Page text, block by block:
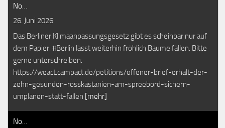
No…
26. Juni 2026
Das Berliner Klimaanpassungsgesetz gibt es scheinbar nur auf
dem Papier. #Berlin lässt weiterhin fröhlich Bäume fällen. Bitte
gerne unterschreiben:
https://weact.campact.de/petitions/offener-brief-erhalt-der-
zehn-gesunden-rosskastanien-am-spreebord-sichern-
umplanen-statt-fallen [mehr]
No…